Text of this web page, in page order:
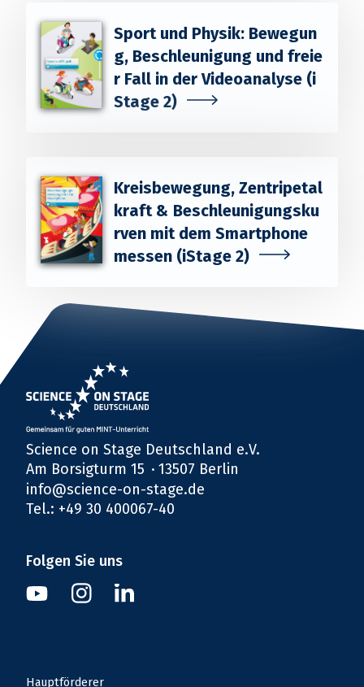
Sport und Physik: Bewegun
g, Beschleunigung und freie
r Fall in der Videoanalyse (i
Stage 2)
Kreisbewegung, Zentripetal
kraft & Beschleunigungsku
rven mit dem Smartphone
messen (iStage 2)
Science on Stage Deutschland e.V.
Am Borsigturm 15
13507 Berlin
info@science-on-stage.de
Tel.: +49 30 400067-40
Folgen Sie uns
YoutubeInstagramLinkedin
Hauptförderer